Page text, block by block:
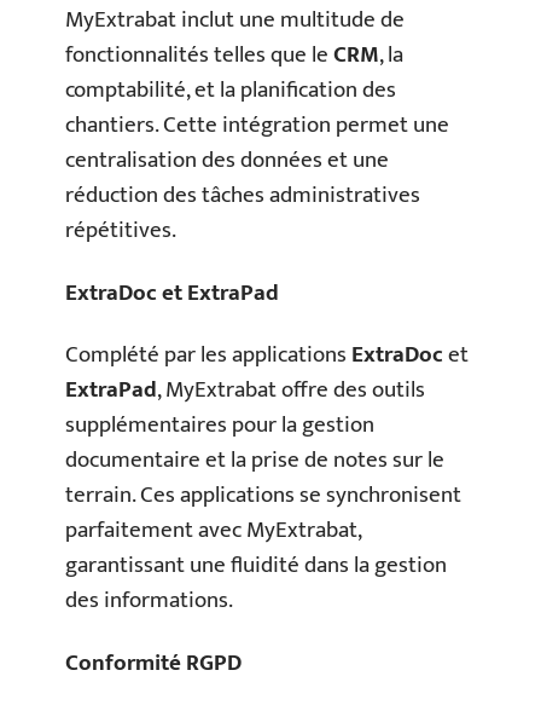
MyExtrabat inclut une multitude de
fonctionnalités telles que leCRM, la
comptabilité, et la planification des
chantiers. Cette intégration permet une
centralisation des données et une
réduction des tâches administratives
répétitives.
ExtraDoc et ExtraPad
Complété par les applicationsExtraDocet
ExtraPad, MyExtrabat offre des outils
supplémentaires pour la gestion
documentaire et la prise de notes sur le
terrain. Ces applications se synchronisent
parfaitement avec MyExtrabat,
garantissant une fluidité dans la gestion
des informations.
Conformité RGPD